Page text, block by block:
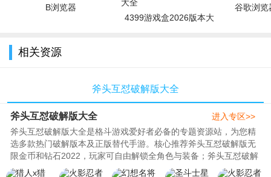
B浏览器
4399游戏盒2026版本大
谷歌浏览
相关资源
斧头互怼破解版大全
斧头互怼破解版大全
斧头互怼破解版大全是格斗游戏爱好者必备的专题资源站，为您精
选多款热门破解版本及正版替代手游。核心推荐斧头互怼破解版无
限金币和钻石2022，玩家可自由解锁全角色与装备；斧头互怼破解
版游戏(内置菜单)更提供实时..
进入专区>>